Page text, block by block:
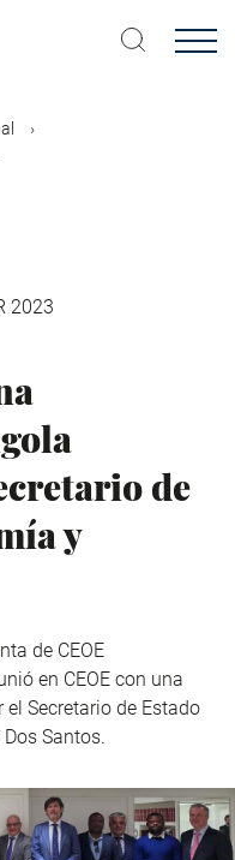
2023
de
y
de CEOE
en CEOE con una
Secretario de Estado
Santos.